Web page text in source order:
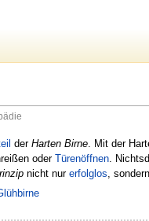
der Harten Birne . Mit der
oder Türenöffnen .
nicht nur erfolglos ,